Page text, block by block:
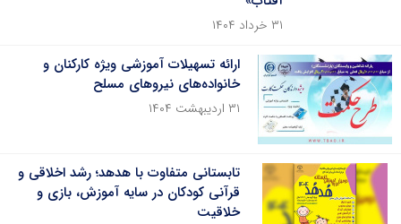
۳۱ خرداد ۱۴۰۴
ارائه تسهیلات آموزشی ویژه کارکنان و
خانواده‌های نیروهای مسلح
۳۱ اردیبهشت ۱۴۰۴
تابستانی متفاوت با هدهد؛ رشد اخلاقی و
قرآنی کودکان در سایه آموزش، بازی و
خلاقیت